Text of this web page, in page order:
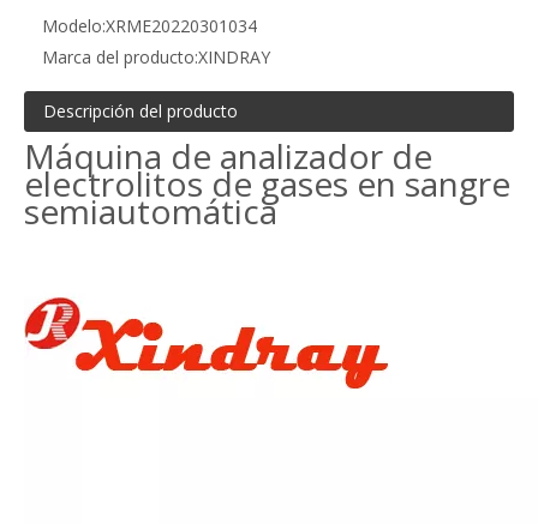
Modelo:XRME20220301034
Marca del producto:XINDRAY
Descripción del producto
Máquina de analizador de
electrolitos de gases en sangre
semiautomática